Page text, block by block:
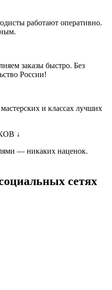
работают оперативно.
заказы быстро. Без
России!
и классах лучших
↓
— никаких наценок.
сетях